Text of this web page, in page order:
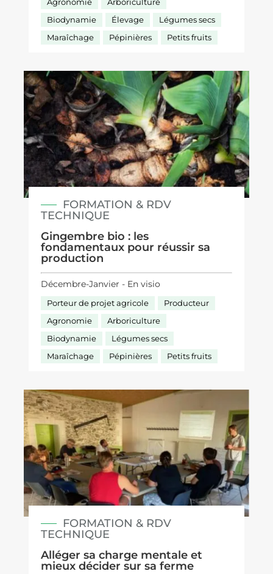
Biodynamie
Élevage
Légumes secs
Maraîchage
Pépinières Petits fruits
FORMATION & RDV
TECHNIQUE
Gingembre bio : les
fondamentaux pour réussir sa
production
Décembre-Janvier - En visio
Porteur de projet agricole
Producteur
Agronomie
Arboriculture
Biodynamie
Légumes secs
Maraîchage
Pépinières Petits fruits
FORMATION & RDV
TECHNIQUE
Alléger sa charge mentale et
mieux décider sur sa ferme